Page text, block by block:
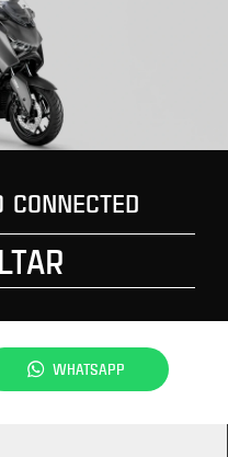
WHATSAPP